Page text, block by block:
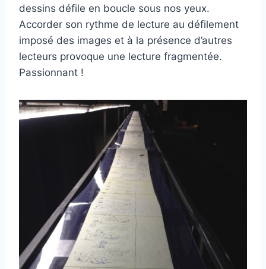
dessins défile en boucle sous nos yeux.
Accorder son rythme de lecture au défilement
imposé des images et à la présence d’autres
lecteurs provoque une lecture fragmentée.
Passionnant !